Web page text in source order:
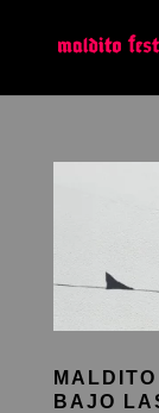
BAJO